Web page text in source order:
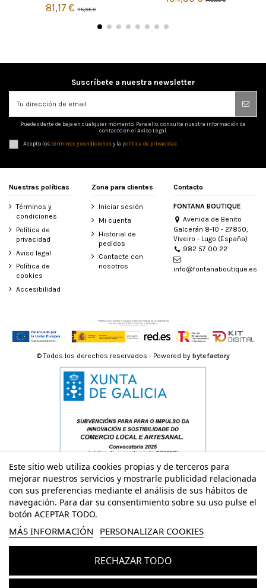
81,17 €115,95 €
Suscríbete a nuestra newsletter
Puedes darte de baja en cualquier momento. Para ello, consulte nuestra información de
contacto en el Aviso Legal.
Acepto lostérminos y condicionesy la política de privacidad
Nuestras políticas
Términos y
condiciones
Política de
privacidad
Aviso legal
Política de
cookies
Accesibilidad
Zona para clientes
Iniciar sesión
Mi cuenta
Historial de
pedidos
Contacte con
nosotros
Contacto
FONTANA BOUTIQUE
Avenida de Benito
Galcerán 8-10 - 27850,
Viveiro - Lugo (España)
982 57 00 22
info@fontanaboutique.es
Este sitio web utiliza cookies propias y de terceros para
mejorar nuestros servicios y mostrarle publicidad relacionada
con sus preferencias mediante el análisis de sus hábitos de
navegación. Para dar su consentimiento sobre su uso pulse el
botón ACEPTAR TODO.
MÁS INFORMACIÓN PERSONALIZAR COOKIES
RECHAZAR TODO
© Todos los derechos reservados - Powered by bytefactory